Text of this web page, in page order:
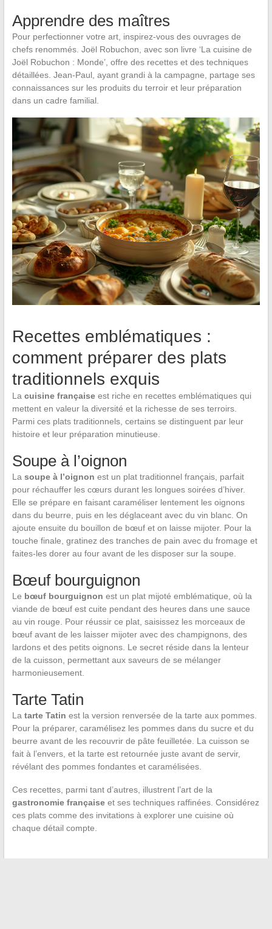
Apprendre des maîtres
Pour perfectionner votre art, inspirez-vous des ouvrages de
chefs renommés. Joël Robuchon, avec son livre ‘La cuisine de
Joël Robuchon : Monde’, offre des recettes et des techniques
détaillées. Jean-Paul, ayant grandi à la campagne, partage ses
connaissances sur les produits du terroir et leur préparation
dans un cadre familial.
Recettes emblématiques :
comment préparer des plats
traditionnels exquis
La cuisine françaiseest riche en recettes emblématiques qui
mettent en valeur la diversité et la richesse de ses terroirs.
Parmi ces plats traditionnels, certains se distinguent par leur
histoire et leur préparation minutieuse.
Soupe à l’oignon
La soupe à l’oignon est un plat traditionnel français, parfait
pour réchauffer les cœurs durant les longues soirées d’hiver.
Elle se prépare en faisant caraméliser lentement les oignons
dans du beurre, puis en les déglaceant avec du vin blanc. On
ajoute ensuite du bouillon de bœuf et on laisse mijoter. Pour la
touche finale, gratinez des tranches de pain avec du fromage et
faites-les dorer au four avant de les disposer sur la soupe.
Bœuf bourguignon
Le bœuf bourguignon est un plat mijoté emblématique, où la
viande de bœuf est cuite pendant des heures dans une sauce
au vin rouge. Pour réussir ce plat, saisissez les morceaux de
bœuf avant de les laisser mijoter avec des champignons, des
lardons et des petits oignons. Le secret réside dans la lenteur
de la cuisson, permettant aux saveurs de se mélanger
harmonieusement.
Tarte Tatin
La tarte Tatin est la version renversée de la tarte aux pommes.
Pour la préparer, caramélisez les pommes dans du sucre et du
beurre avant de les recouvrir de pâte feuilletée. La cuisson se
fait à l’envers, et la tarte est retournée juste avant de servir,
révélant des pommes fondantes et caramélisées.
Ces recettes, parmi tant d’autres, illustrent l’art de la
gastronomie françaiseet ses techniques raffinées. Considérez
ces plats comme des invitations à explorer une cuisine où
chaque détail compte.